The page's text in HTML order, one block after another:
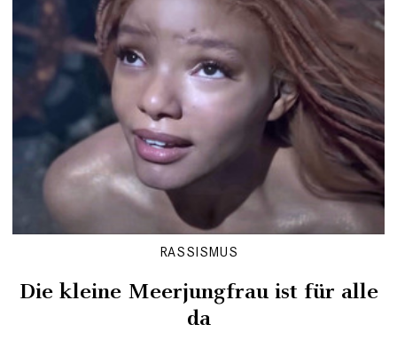
RASSISMUS
Die kleine Meerjungfrau ist für alle
da